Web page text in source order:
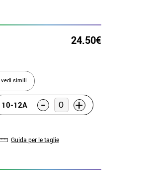
24.50€
vedi simili
10-12A - +
Guida per le taglie